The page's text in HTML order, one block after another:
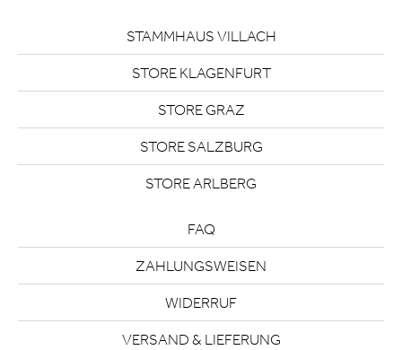
STAMMHAUS VILLACH
STORE KLAGENFURT
STORE GRAZ
STORE SALZBURG
STORE ARLBERG
FAQ
ZAHLUNGSWEISEN
WIDERRUF
VERSAND & LIEFERUNG